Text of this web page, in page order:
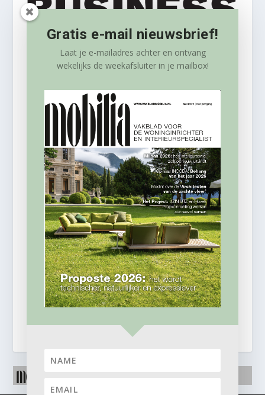
Gratis e-mail nieuwsbrief!
Laat je e-mailadres achter en ontvang
wekelijks de weekafsluiter in je mailbox!